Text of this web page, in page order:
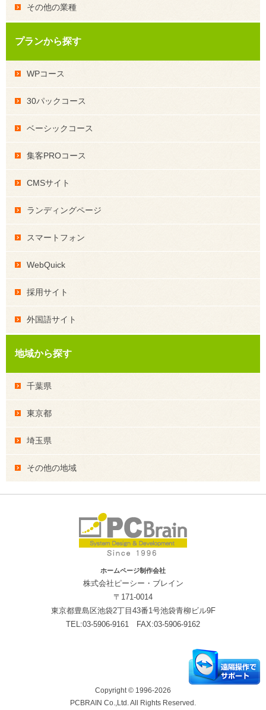
その他の業種
プランから探す
WPコース
30パックコース
ベーシックコース
集客PROコース
CMSサイト
ランディングページ
スマートフォン
WebQuick
採用サイト
外国語サイト
地域から探す
千葉県
東京都
埼玉県
その他の地域
ホームページ制作会社
株式会社ピーシー・ブレイン
〒171-0014
東京都豊島区池袋2丁目43番1号池袋青柳ビル9F
TEL:03-5906-9161 FAX:03-5906-9162
Copyright © 1996-2026
PCBRAIN Co.,Ltd. All Rights Reserved.